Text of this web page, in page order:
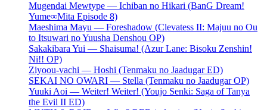
Mugendai Mewtype — Ichiban no Hikari (BanG Dream!
Yume∞Mita Episode 8)
Maeshima Mayu — Foreshadow (Clevatess II: Majuu no Ou
to Itsuwari no Yuusha Denshou OP)
Sakakibara Yui — Shaisuma! (Azur Lane: Bisoku Zenshin!
Ni!! OP)
Ziyoou-vachi — Hoshi (Tenmaku no Jaadugar ED)
SEKAI NO OWARI — Stella (Tenmaku no Jaadugar OP)
Yuuki Aoi — Weiter! Weiter! (Youjo Senki: Saga of Tanya
the Evil II ED)